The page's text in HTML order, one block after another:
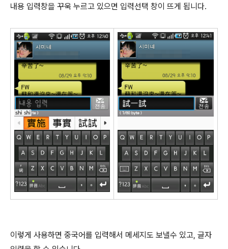
내용 입력창을 꾸욱 누르고 있으면 입력선택 창이 뜨게 됩니다.
이렇게 사용하면 중국어를 입력해서 메세지도 보낼수 있고, 글자